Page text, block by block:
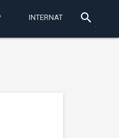
INTERNAT search